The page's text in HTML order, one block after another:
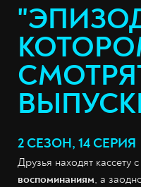
2 СЕЗОН, 14 СЕРИЯ
Друзья находят кассету
воспоминаниям, а